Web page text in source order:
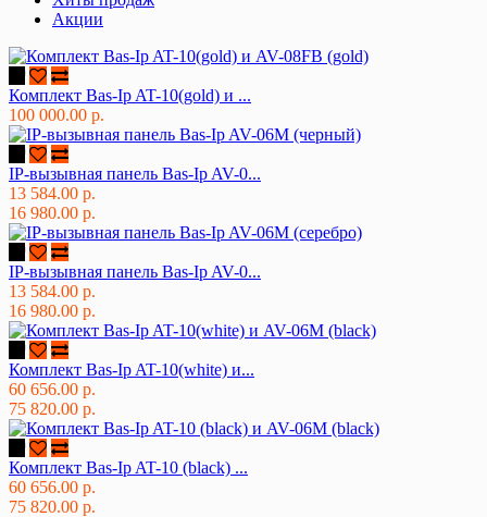
Акции
Комплект Bas-Ip AT-10(gold) и ...
100 000.00 р.
IP-вызывная панель Bas-Ip AV-0...
13 584.00 р.
16 980.00 р.
IP-вызывная панель Bas-Ip AV-0...
13 584.00 р.
16 980.00 р.
Комплект Bas-Ip AT-10(white) и...
60 656.00 р.
75 820.00 р.
Комплект Bas-Ip AT-10 (black) ...
60 656.00 р.
75 820.00 р.